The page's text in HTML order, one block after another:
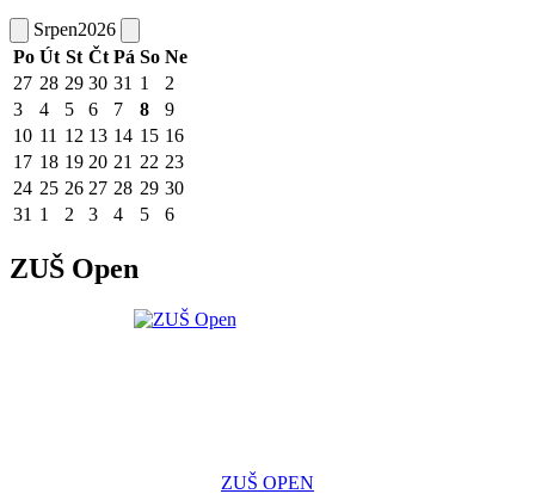
Srpen2026
Po Út St Čt Pá So Ne
27 28 29 30 31 1
2
3
4 5 6 7 8
9
10 11 12 13 14 15 16
17 18 19 20 21 22 23
24 25 26 27 28 29 30
31 1 2 3 4 5 6
ZUŠ Open
ZUŠ OPEN